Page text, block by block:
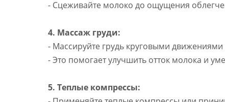
- Сцеживайте молоко до ощущения
4. Массаж груди:
- Массируйте грудь круговыми
- Это помогает улучшить отток молока и
5. Теплые компрессы: